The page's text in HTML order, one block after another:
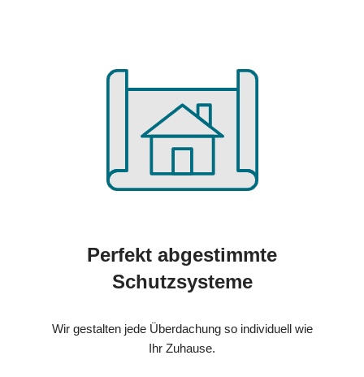
Perfekt abgestimmte
Schutzsysteme
Wir gestalten jede Überdachung so individuell wie
Ihr Zuhause.